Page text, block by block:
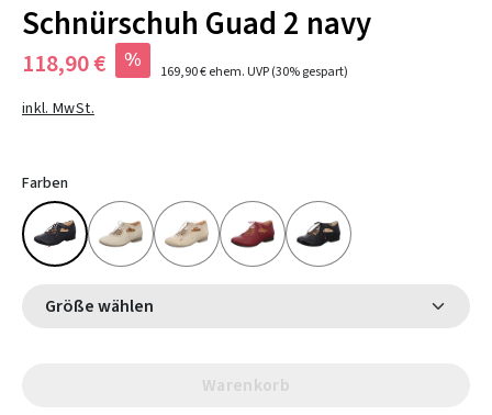
Schnürschuh Guad 2 navy
118,90 € % 169,90 €ehem. UVP(30% gespart)
inkl. MwSt.
Farben
Größe wählen
Warenkorb